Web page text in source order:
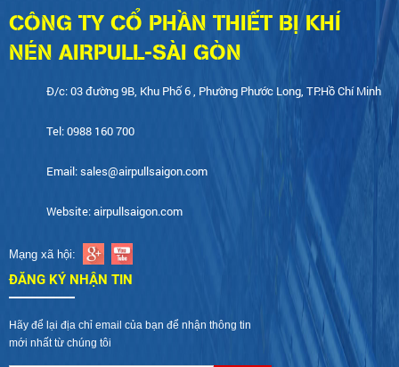
CÔNG TY CỔ PHẦN THIẾT BỊ KHÍ
NÉN AIRPULL-SÀI GÒN
Đ/c: 03 đường 9B, Khu Phố 6 , Phường Phước Long, TP.Hồ Chí Minh
Tel: 0988 160 700
Email: sales@airpullsaigon.com
Website: airpullsaigon.com
Mạng xã hội:
ĐĂNG KÝ NHẬN TIN
Hãy để lại địa chỉ email của bạn để nhận thông tin
mới nhất từ chúng tôi